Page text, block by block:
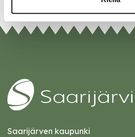
Saarijärven kaupunki